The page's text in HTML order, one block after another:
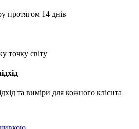
протягом 14 днів
точку світу
та виміри для кожного клієнта